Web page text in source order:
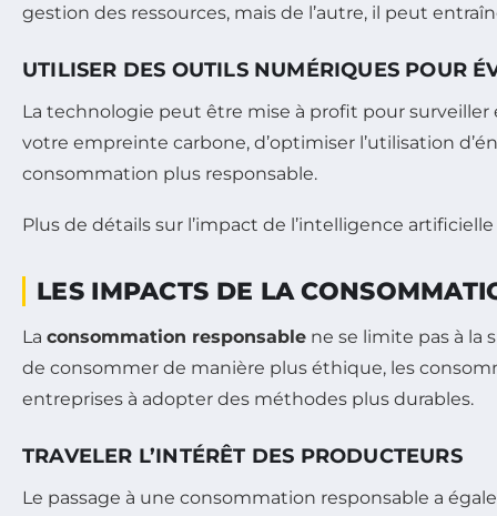
gestion des ressources, mais de l’autre, il peut
UTILISER DES OUTILS NUMÉRIQUES POUR
La technologie peut être mise à profit pour
votre empreinte carbone, d’optimiser l’utilisation
consommation plus responsable.
Plus de détails sur l’impact de l’intelligence
LES IMPACTS DE LA
La consommation responsable ne se limite pas à la
de consommer de manière plus éthique, les
entreprises à adopter des méthodes plus durables.
TRAVELER L’INTÉRÊT DES PRODUCTEURS
Le passage à une consommation responsable a